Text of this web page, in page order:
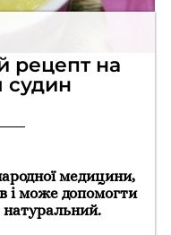
рецепт на
судин
медицини,
і може допомогти
натуральний.